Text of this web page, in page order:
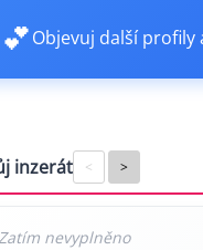
💕Objevuj další profily
inzerát < >